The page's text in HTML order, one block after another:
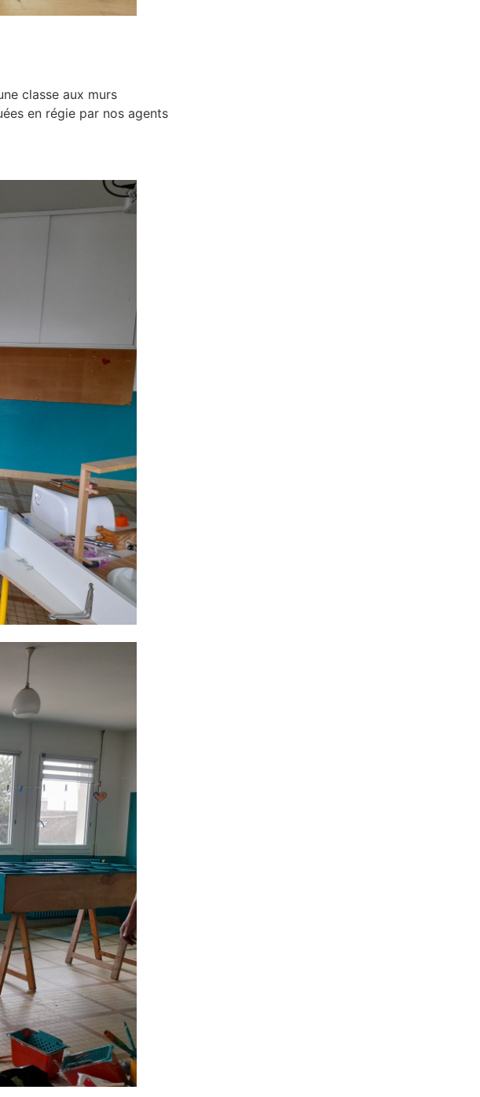
classe aux murs
en régie par nos agents